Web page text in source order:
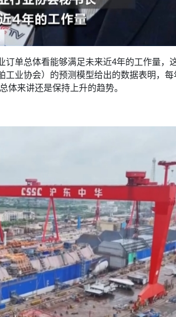
单总体看能够满足未来近4年的工作量，
业协会）的预测模型给出的数据表明，
体来讲还是保持上升的趋势。